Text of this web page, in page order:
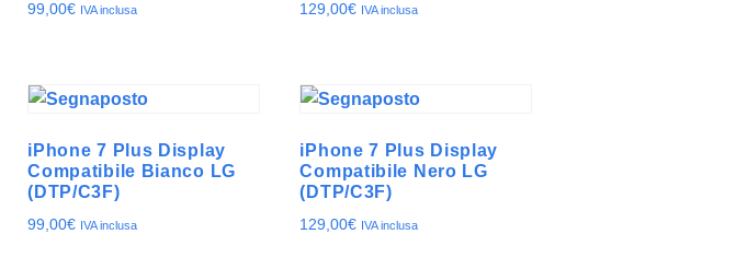
99,00€ IVA inclusa 129,00€ IVA inclusa
iPhone 7 Plus Display
Compatibile Bianco LG
(DTP/C3F)
99,00€ IVA inclusa
iPhone 7 Plus Display
Compatibile Nero LG
(DTP/C3F)
129,00€ IVA inclusa